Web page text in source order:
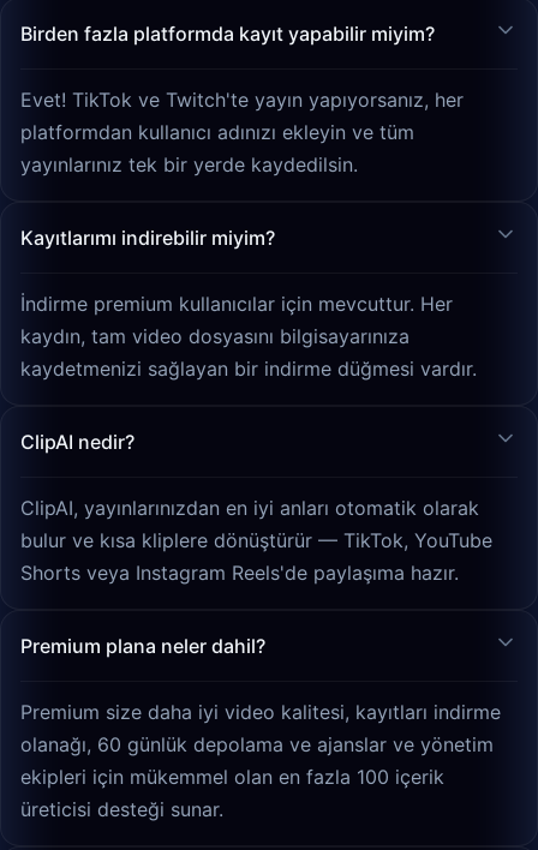
Birden fazla platformda kayıt yapabilir miyim?
Evet! TikTok ve Twitch'te yayın yapıyorsanız, her
platformdan kullanıcı adınızı ekleyin ve tüm
yayınlarınız tek bir yerde kaydedilsin.
Kayıtlarımı indirebilir miyim?
İndirme premium kullanıcılar için mevcuttur. Her
kaydın, tam video dosyasını bilgisayarınıza
kaydetmenizi sağlayan bir indirme düğmesi vardır.
ClipAI nedir?
ClipAI, yayınlarınızdan en iyi anları otomatik olarak
bulur ve kısa kliplere dönüştürür — TikTok, YouTube
Shorts veya Instagram Reels'de paylaşıma hazır.
Premium plana neler dahil?
Premium size daha iyi video kalitesi, kayıtları indirme
olanağı, 60 günlük depolama ve ajanslar ve yönetim
ekipleri için mükemmel olan en fazla 100 içerik
üreticisi desteği sunar.